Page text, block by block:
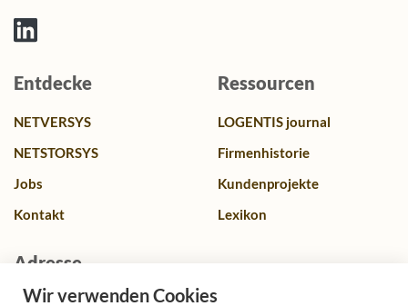
Wir verwenden Cookies
Entdecke
NETVERSYS
NETSTORSYS
Jobs
Kontakt
Ressourcen
LOGENTIS journal
Firmenhistorie
Kundenprojekte
Lexikon
Adresse
Franz-Lenz Str. 4, 49084 Osnabrück, Deutschland